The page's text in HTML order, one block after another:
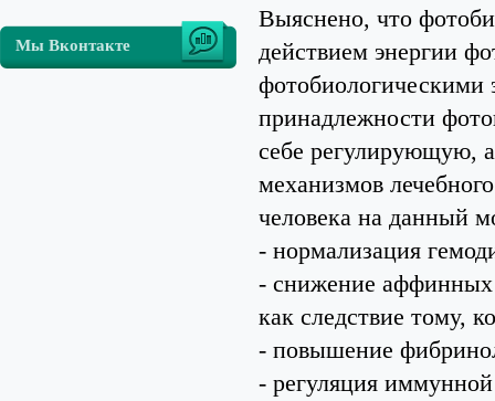
Мы Вконтакте
Выяснено, что
действием энергии
принадлежности
себе регулирующую,
механизмов
человека на данный
- нормализация
- снижение аффинных
как следствие тому,
- повышение
- регуляция